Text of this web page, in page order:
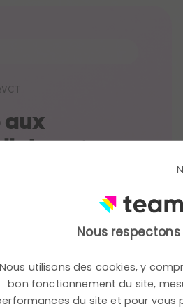
aux
ateliers,
projets prennent vie.
qui renforcent
Nous
Nous utilisons des cookies, y
bon fonctionnement du site,
du site et pour vous